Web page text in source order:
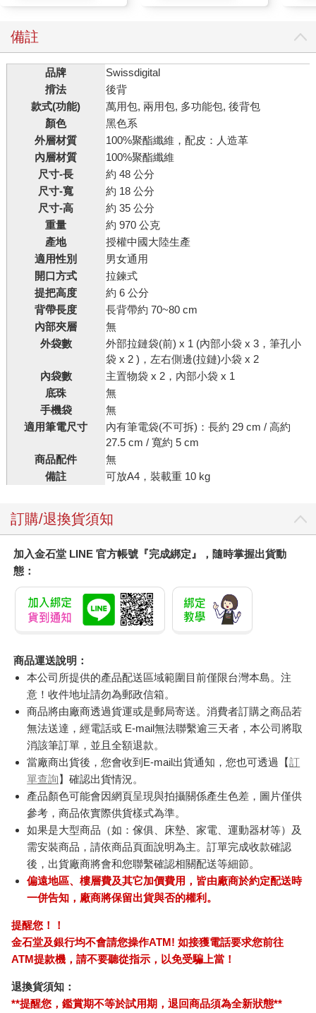
備註
品牌
Swissdigital
揹法
後背
款式(功能)
萬用包, 兩用包, 多功能包, 後背包
顏色
黑色系
外層材質
100%聚酯纖維，配皮：人造革
內層材質
100%聚酯纖維
尺寸-長
約 48 公分
尺寸-寬
約 18 公分
尺寸-高
約 35 公分
重量
約 970 公克
產地
授權中國大陸生產
適用性別
男女通用
開口方式
拉鍊式
提把高度
約 6 公分
背帶長度
長背帶約 70~80 cm
內部夾層
無
外袋數
外部拉鏈袋(前) x 1 (內部小袋 x 3，筆孔小
袋 x 2 )，左右側邊(拉鏈)小袋 x 2
內袋數
主置物袋 x 2，內部小袋 x 1
底珠
無
手機袋
無
適用筆電尺寸
內有筆電袋(不可拆)：長約 29 cm / 高約
27.5 cm / 寬約 5 cm
商品配件
無
備註
可放A4，裝載重 10 kg
訂購/退換貨須知
加入金石堂 LINE 官方帳號『完成綁定』，隨時掌握出貨動
態：
商品運送說明：
本公司所提供的產品配送區域範圍目前僅限台灣本島。注
意！收件地址請勿為郵政信箱。
商品將由廠商透過貨運或是郵局寄送。消費者訂購之商品若
無法送達，經電話或 E-mail無法聯繫逾三天者，本公司將取
消該筆訂單，並且全額退款。
當廠商出貨後，您會收到E-mail出貨通知，您也可透過【訂
單查詢】確認出貨情況。
產品顏色可能會因網頁呈現與拍攝關係產生色差，圖片僅供
參考，商品依實際供貨樣式為準。
如果是大型商品（如：傢俱、床墊、家電、運動器材等）及
需安裝商品，請依商品頁面說明為主。訂單完成收款確認
後，出貨廠商將會和您聯繫確認相關配送等細節。
偏遠地區、樓層費及其它加價費用，皆由廠商於約定配送時
一併告知，廠商將保留出貨與否的權利。
提醒您！！
金石堂及銀行均不會請您操作ATM! 如接獲電話要求您前往
ATM提款機，請不要聽從指示，以免受騙上當！
退換貨須知：
**提醒您，鑑賞期不等於試用期，退回商品須為全新狀態**